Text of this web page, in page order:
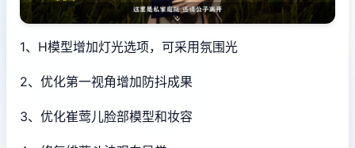
1、H模型增加灯光选项，可采用氛围光
2、优化第一视角增加防抖成果
3、优化崔莺儿脸部模型和妆容